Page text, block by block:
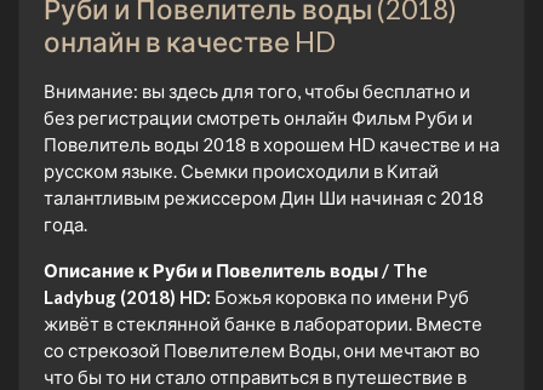
Руби и Повелитель воды (2018)
онлайн в качестве HD
Внимание: вы здесь для того, чтобы бесплатно и
без регистрации смотреть онлайн Фильм Руби и
Повелитель воды 2018 в хорошем HD качестве и на
русском языке. Сьемки происходили в Китай
талантливым режиссером Дин Ши начиная с 2018
года.
Описание к Руби и Повелитель воды / The
Ladybug (2018) HD: Божья коровка по имени Руб
живёт в стеклянной банке в лаборатории. Вместе
со стрекозой Повелителем Воды, они мечтают во
что бы то ни стало отправиться в путешествие в